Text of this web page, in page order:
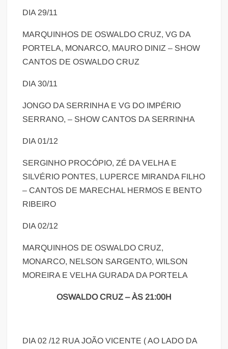
DIA 29/11
MARQUINHOS DE OSWALDO CRUZ, VG DA
PORTELA, MONARCO, MAURO DINIZ – SHOW
CANTOS DE OSWALDO CRUZ
DIA 30/11
JONGO DA SERRINHA E VG DO IMPÉRIO
SERRANO, – SHOW CANTOS DA SERRINHA
DIA 01/12
SERGINHO PROCÓPIO, ZÉ DA VELHA E
SILVÉRIO PONTES, LUPERCE MIRANDA FILHO
– CANTOS DE MARECHAL HERMOS E BENTO
RIBEIRO
DIA 02/12
MARQUINHOS DE OSWALDO CRUZ,
MONARCO, NELSON SARGENTO, WILSON
MOREIRA E VELHA GURADA DA PORTELA
OSWALDO CRUZ – ÀS 21:00H
DIA 02 /12 RUA JOÃO VICENTE ( AO LADO DA